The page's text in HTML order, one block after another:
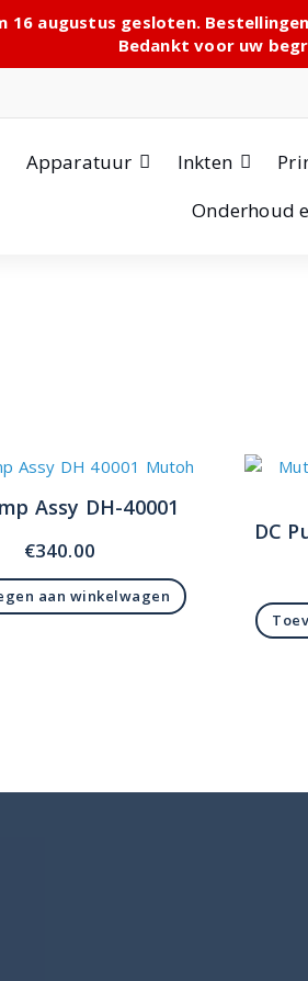
16 augustus gesloten.
Bedankt voor uw
Apparatuur Inkten
Onderhoud
Assy DH-40001
€340.00
aan winkelwagen
DC